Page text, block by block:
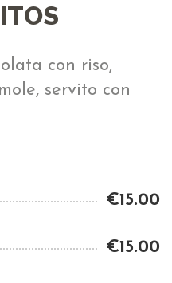
con riso,
servito con
€15.00
€15.00